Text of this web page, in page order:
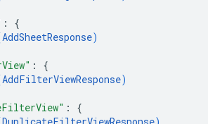
: {
AddSheetResponse)
: {
AddFilterViewResponse)
: {